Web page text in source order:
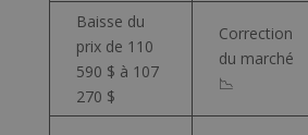
Baisse du
prix de 110
590 $ à 107
270 $
Correction
du marché
📉